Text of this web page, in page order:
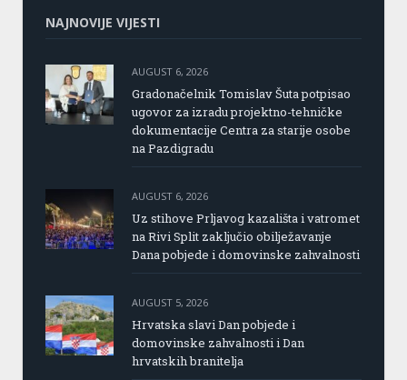
NAJNOVIJE VIJESTI
AUGUST 6, 2026
Gradonačelnik Tomislav Šuta potpisao
ugovor za izradu projektno-tehničke
dokumentacije Centra za starije osobe
na Pazdigradu
AUGUST 6, 2026
Uz stihove Prljavog kazališta i vatromet
na Rivi Split zaključio obilježavanje
Dana pobjede i domovinske zahvalnosti
AUGUST 5, 2026
Hrvatska slavi Dan pobjede i
domovinske zahvalnosti i Dan
hrvatskih branitelja